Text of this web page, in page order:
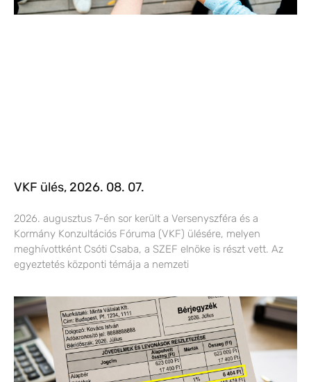
VKF ülés, 2026. 08. 07.
2026. augusztus 7-én sor került a Versenyszféra és a
Kormány Konzultációs Fóruma (VKF) ülésére, melyen
meghívottként Csóti Csaba, a SZEF elnöke is részt vett. Az
egyeztetés központi témája a nemzeti